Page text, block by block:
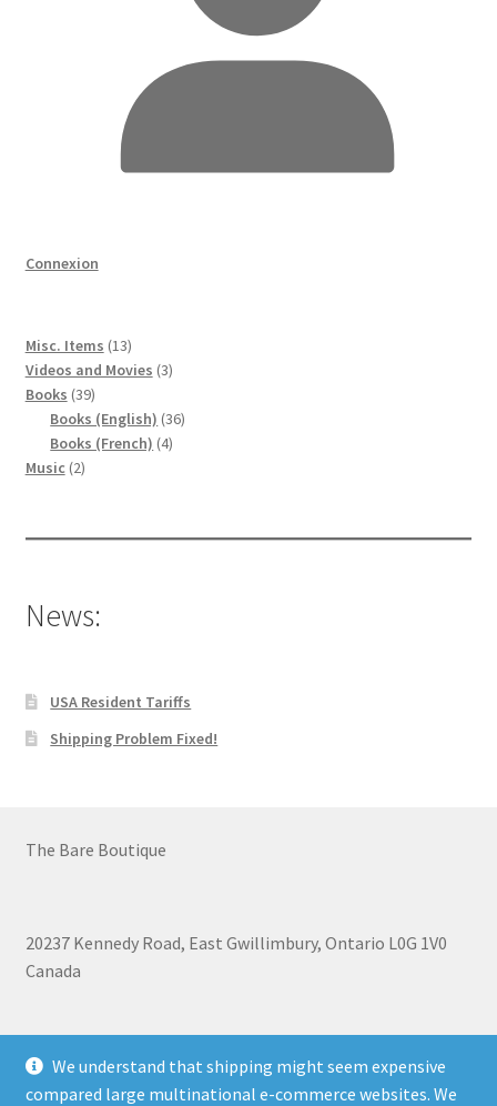
We understand that shipping might seem expensive
compared large multinational e-commerce websites. We
Connexion
Misc. Items 1313
produits
Videos and Movies 33
Books 3939
produits
Books (English) 3636
Books (French) 44
Music 22
News:
USA Resident Tariffs
Shipping Problem Fixed!
The Bare Boutique
20237 Kennedy Road, East Gwillimbury, Ontario L0G 1V0
Canada
+1 905-473-2462